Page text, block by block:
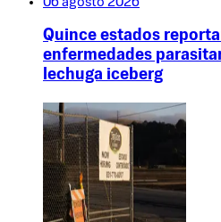
Quince estados
enfermedades
lechuga iceberg